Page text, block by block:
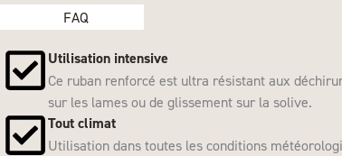
FAQ
Utilisation intensive
Ce ruban renforcé est ultra résistant aux
sur les lames ou de glissement sur la solive.
Tout climat
Utilisation dans toutes les conditions